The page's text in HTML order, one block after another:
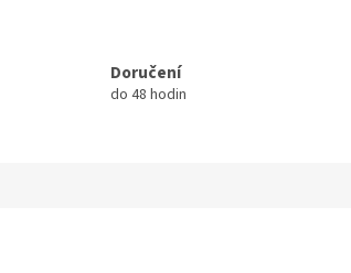
Doručení
do 48 hodin